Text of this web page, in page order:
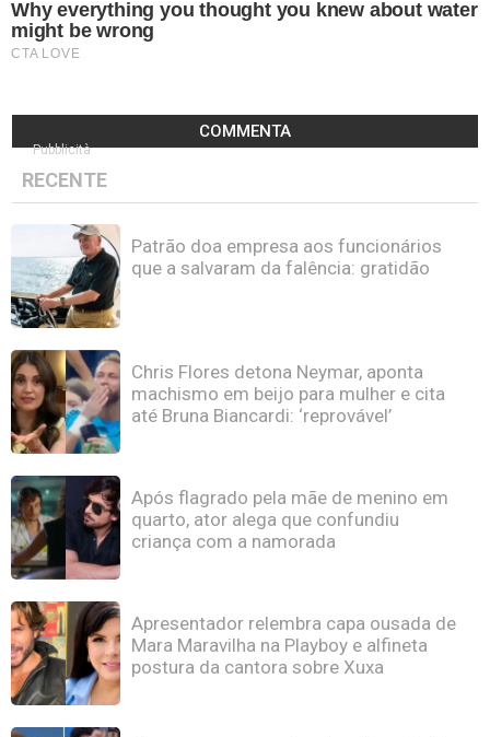
COMMENTA
Pubblicità
RECENTE
Patrão doa empresa aos funcionários
que a salvaram da falência: gratidão
Chris Flores detona Neymar, aponta
machismo em beijo para mulher e cita
até Bruna Biancardi: ‘reprovável’
Após flagrado pela mãe de menino em
quarto, ator alega que confundiu
criança com a namorada
Apresentador relembra capa ousada de
Mara Maravilha na Playboy e alfineta
postura da cantora sobre Xuxa